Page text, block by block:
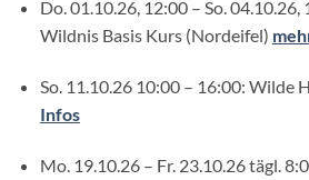
Do. 01.10.26, 12:00 – So.
Wildnis Basis Kurs (Nordeifel)
So. 11.10.26 10:00 – 16:00: Wilde
Infos
Mo. 19.10.26 – Fr. 23.10.26 tägl.